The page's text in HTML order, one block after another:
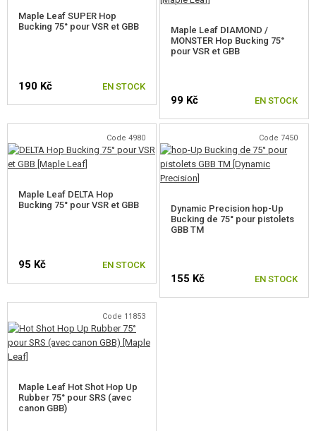
ACCESSOIRES POUR RÉPLIQUE
PIECES EXTERNES AEG
PIECES POUR RÉPLIQUES SNIPER
POUR VSR, BAR10, MB03, CM.701
POUR SNOW WOLF M24
POUR SVD
POUR CYMA CM.700, 708
Maple Leaf SUPER Hop
Bucking 75° pour VSR et GBB
190 Kč EN STOCK
Maple Leaf DIAMOND /
MONSTER Hop Bucking 75°
pour VSR et GBB
99 Kč EN STOCK
Code 4980
Maple Leaf DELTA Hop
Bucking 75° pour VSR et GBB
95 Kč EN STOCK
Code 7450
Dynamic Precision hop-Up
Bucking de 75° pour pistolets
GBB TM
155 Kč EN STOCK
Code 11853
Maple Leaf Hot Shot Hop Up
Rubber 75° pour SRS (avec
canon GBB)